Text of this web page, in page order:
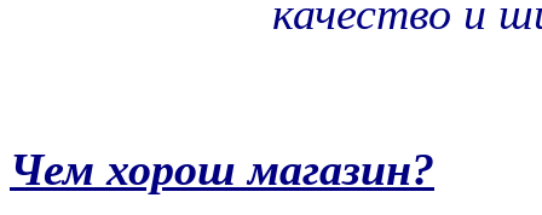
качество и
Чем хорош магазин?